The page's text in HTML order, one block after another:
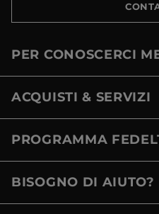
PER CONOSCERCI
ACQUISTI & SERVIZI
PROGRAMMA
BISOGNO DI AIUTO?